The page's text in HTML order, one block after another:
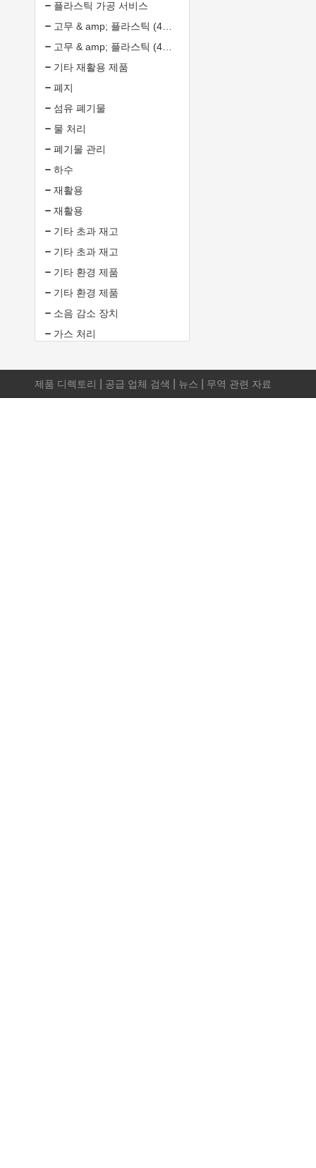
플라스틱 가공 서비스
기타 재활용 제품
폐지
섬유 폐기물
물 처리
폐기물 관리
하수
재활용
재활용
기타 초과 재고
기타 초과 재고
기타 환경 제품
기타 환경 제품
소음 감소 장치
가스 처리
제품 디렉토리 공급 업체 검색 뉴스 무역 관련 자료